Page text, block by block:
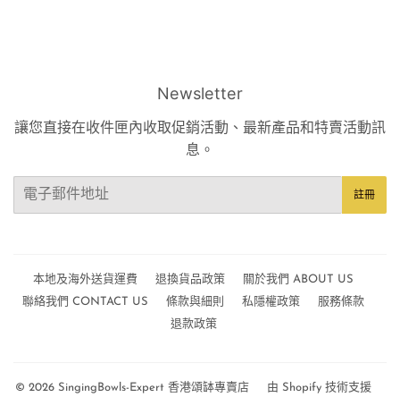
Newsletter
讓您直接在收件匣內收取促銷活動、最新產品和特賣活動訊
息。
電
註冊
本地及海外送貨運費 退換貨品政策
關於我們 ABOUT US
聯絡我們 CONTACT US
條款與細則 私隱權政策
服務條款
退款政策
© 2026 SingingBowls-Expert 香港頌缽專賣店 由 Shopify 技術支援